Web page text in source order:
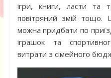
ігри, книги, ласти та
повітряний змій тощо.
можна придбати по
іграшок та
витрати з сімейного